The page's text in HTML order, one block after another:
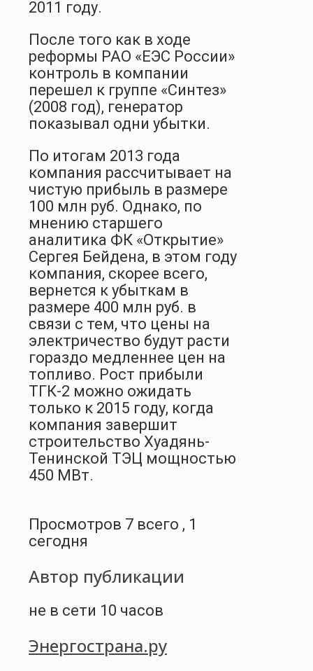
2011 году.
После того как в ходе
реформы РАО «ЕЭС России»
контроль в компании
перешел к группе «Синтез»
(2008 год), генератор
показывал одни убытки.
По итогам 2013 года
компания рассчитывает на
чистую прибыль в размере
100 млн руб. Однако, по
мнению старшего
аналитика ФК «Открытие»
Сергея Бейдена, в этом году
компания, скорее всего,
вернется к убыткам в
размере 400 млн руб. в
связи с тем, что цены на
электричество будут расти
гораздо медленнее цен на
топливо. Рост прибыли
ТГК-2 можно ожидать
только к 2015 году, когда
компания завершит
строительство Хуадянь-
Тенинской ТЭЦ мощностью
450 МВт.
Просмотров 7 всего , 1
сегодня
Автор публикации
не в сети 10 часов
Энергострана.ру